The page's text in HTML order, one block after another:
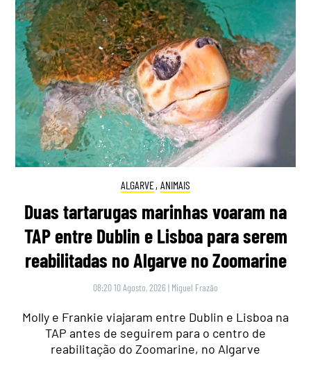
ALGARVE, ANIMAIS
Duas tartarugas marinhas voaram na
TAP entre Dublin e Lisboa para serem
reabilitadas no Algarve no Zoomarine
08:20 10 Agosto, 2026 | Miguel Frazão
Molly e Frankie viajaram entre Dublin e Lisboa na
TAP antes de seguirem para o centro de
reabilitação do Zoomarine, no Algarve